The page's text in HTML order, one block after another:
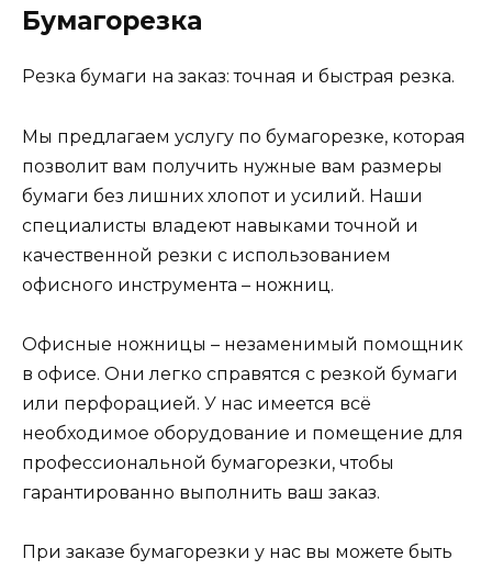
Бумагорезка
Резка бумаги на заказ: точная и быстрая резка.
Мы предлагаем услугу по бумагорезке, которая
позволит вам получить нужные вам размеры
бумаги без лишних хлопот и усилий. Наши
специалисты владеют навыками точной и
качественной резки с использованием
офисного инструмента – ножниц.
Офисные ножницы – незаменимый помощник
в офисе. Они легко справятся с резкой бумаги
или перфорацией. У нас имеется всё
необходимое оборудование и помещение для
профессиональной бумагорезки, чтобы
гарантированно выполнить ваш заказ.
При заказе бумагорезки у нас вы можете быть